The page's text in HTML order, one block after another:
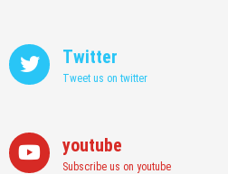
Twitter
Tweet us on twitter
youtube
Subscribe us on youtube